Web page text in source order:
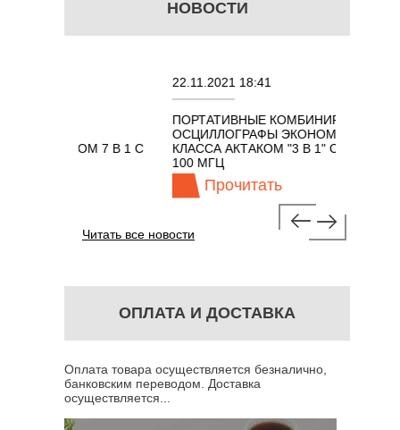
НОВОСТИ
7 В 1 С
22.11.2021 18:41
ПОРТАТИВНЫЕ КОМБИНИРОВАННЫЕ
ОСЦИЛЛОГРАФЫ ЭКОНОМНОГО
КЛАССА АКТАКОМ "3 В 1" С ПОЛОСОЙ
100 МГЦ
Прочитать
Читать все новости
ОПЛАТА И ДОСТАВКА
Оплата товара осуществляется безналично,
банковским переводом. Доставка
осуществляется...